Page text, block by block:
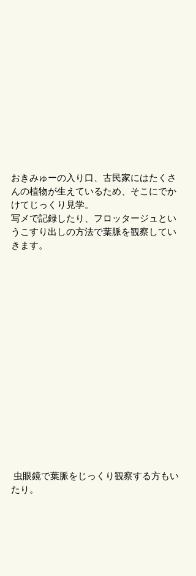
おきみゅーの入り口、古民家にはたくさ
んの植物が生えているため、そこにでか
けてじっくり見学。
写メで記録したり、フロッタージュとい
うこすり出しの方法で葉脈を観察してい
きます。
たり。